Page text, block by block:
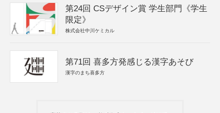
第24回 CSデザイン賞 学生部門《学生
限定》
株式会社中川ケミカル
第71回 喜多方発感じる漢字あそび
漢字のまち喜多方